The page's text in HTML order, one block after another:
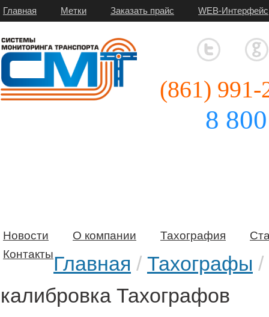
Главная Метки Заказать прайс WEB-Интерфейс
(861) 991-
8
Новости О компании Тахография
КонтактыГлавная / Тахографы /
калибровка Тахографов